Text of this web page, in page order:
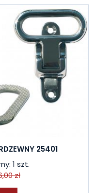
25401
1 szt.
zł